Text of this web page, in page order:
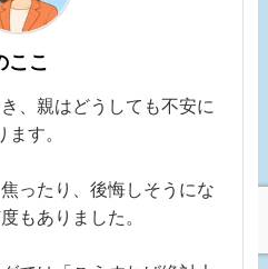
ここ
、親はどうしても不安に
ます。
ったり、後悔しそうにな
もありました。